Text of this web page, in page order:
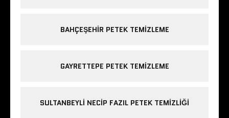
BAHÇEŞEHIR PETEK TEMIZLEME
GAYRETTEPE PETEK TEMIZLEME
SULTANBEYLI NECIP FAZIL PETEK TEMIZLIĞI